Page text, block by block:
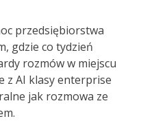
przedsiębiorstwa
gdzie co tydzień
rozmów w miejscu
z AI klasy enterprise
jak rozmowa ze